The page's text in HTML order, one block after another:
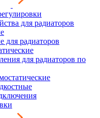
для радиаторов
для радиаторов
для радиаторов по